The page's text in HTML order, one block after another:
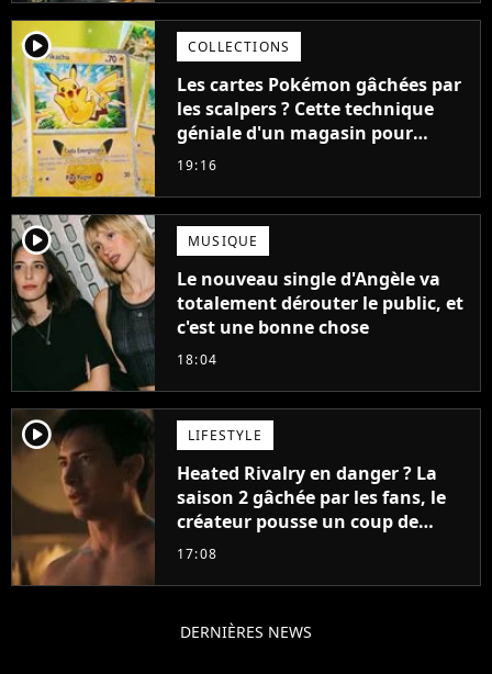
player2 COLLECTIONS
Les cartes Pokémon gâchées par
les scalpers ? Cette technique
géniale d'un magasin pour
ruiner les revendeurs
19:16
player2 MUSIQUE
Le nouveau single d'Angèle va
totalement dérouter le public, et
c'est une bonne chose
18:04
player2 LIFESTYLE
Heated Rivalry en danger ? La
saison 2 gâchée par les fans, le
créateur pousse un coup de
gueule
17:08
DERNIÈRES NEWS